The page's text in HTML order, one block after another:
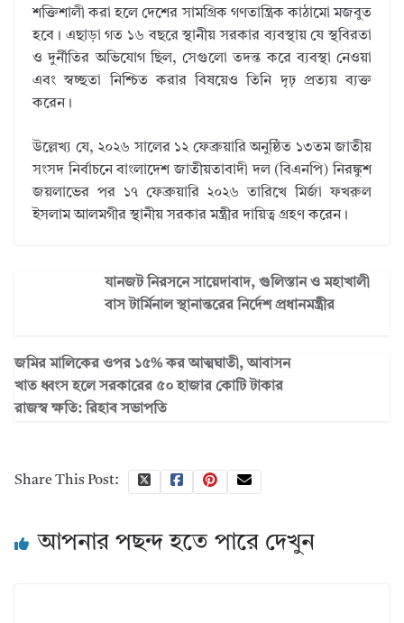
শক্তিশালী করা হলে দেশের সামগ্রিক গণতান্ত্রিক কাঠামো মজবুত
হবে। এছাড়া গত ১৬ বছরে স্থানীয় সরকার ব্যবস্থায় যে স্থবিরতা
ও দুর্নীতির অভিযোগ ছিল, সেগুলো তদন্ত করে ব্যবস্থা নেওয়া
এবং স্বচ্ছতা নিশ্চিত করার বিষয়েও তিনি দৃঢ় প্রত্যয় ব্যক্ত
করেন।
উল্লেখ্য যে, ২০২৬ সালের ১২ ফেব্রুয়ারি অনুষ্ঠিত ১৩তম জাতীয়
সংসদ নির্বাচনে বাংলাদেশ জাতীয়তাবাদী দল (বিএনপি) নিরঙ্কুশ
জয়লাভের পর ১৭ ফেব্রুয়ারি ২০২৬ তারিখে মির্জা ফখরুল
ইসলাম আলমগীর স্থানীয় সরকার মন্ত্রীর দায়িত্ব গ্রহণ করেন।
যানজট নিরসনে সায়েদাবাদ, গুলিস্তান ও মহাখালী
বাস টার্মিনাল স্থানান্তরের নির্দেশ প্রধানমন্ত্রীর
জমির মালিকের ওপর ১৫% কর আত্মঘাতী, আবাসন
খাত ধ্বংস হলে সরকারের ৫০ হাজার কোটি টাকার
রাজস্ব ক্ষতি: রিহাব সভাপতি
Share This Post:
আপনার পছন্দ হতে পারে দেখুন